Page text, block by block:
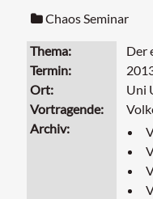
Chaos Seminar
Thema
Der
Termin
Ort
Uni
Vortragende
Archiv